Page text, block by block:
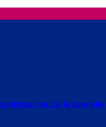
políticas de De la Espriella